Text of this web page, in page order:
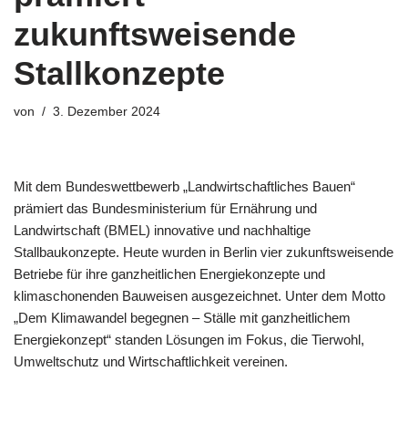
zukunftsweisende
Stallkonzepte
von 3. Dezember 2024
Mit dem Bundeswettbewerb „Landwirtschaftliches Bauen“
prämiert das Bundesministerium für Ernährung und
Landwirtschaft (BMEL) innovative und nachhaltige
Stallbaukonzepte. Heute wurden in Berlin vier zukunftsweisende
Betriebe für ihre ganzheitlichen Energiekonzepte und
klimaschonenden Bauweisen ausgezeichnet. Unter dem Motto
„Dem Klimawandel begegnen – Ställe mit ganzheitlichem
Energiekonzept“ standen Lösungen im Fokus, die Tierwohl,
Umweltschutz und Wirtschaftlichkeit vereinen.